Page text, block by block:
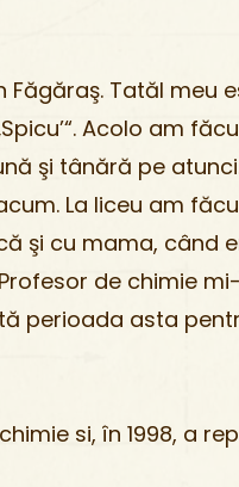
Tatăl
Acolo am
şi tânără pe
La liceu am
şi cu mama, când
de chimie
perioada asta
si, în 1998, a